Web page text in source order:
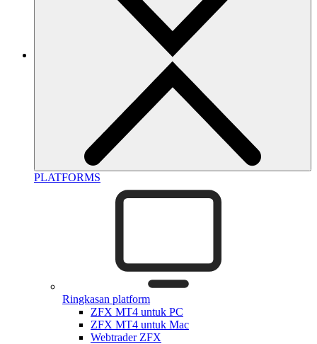
PLATFORMS
Ringkasan platform
ZFX MT4 untuk PC
ZFX MT4 untuk Mac
Webtrader ZFX